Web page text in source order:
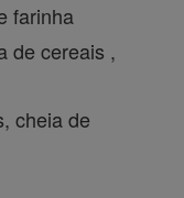
farinha
de cereais ,
cheia de